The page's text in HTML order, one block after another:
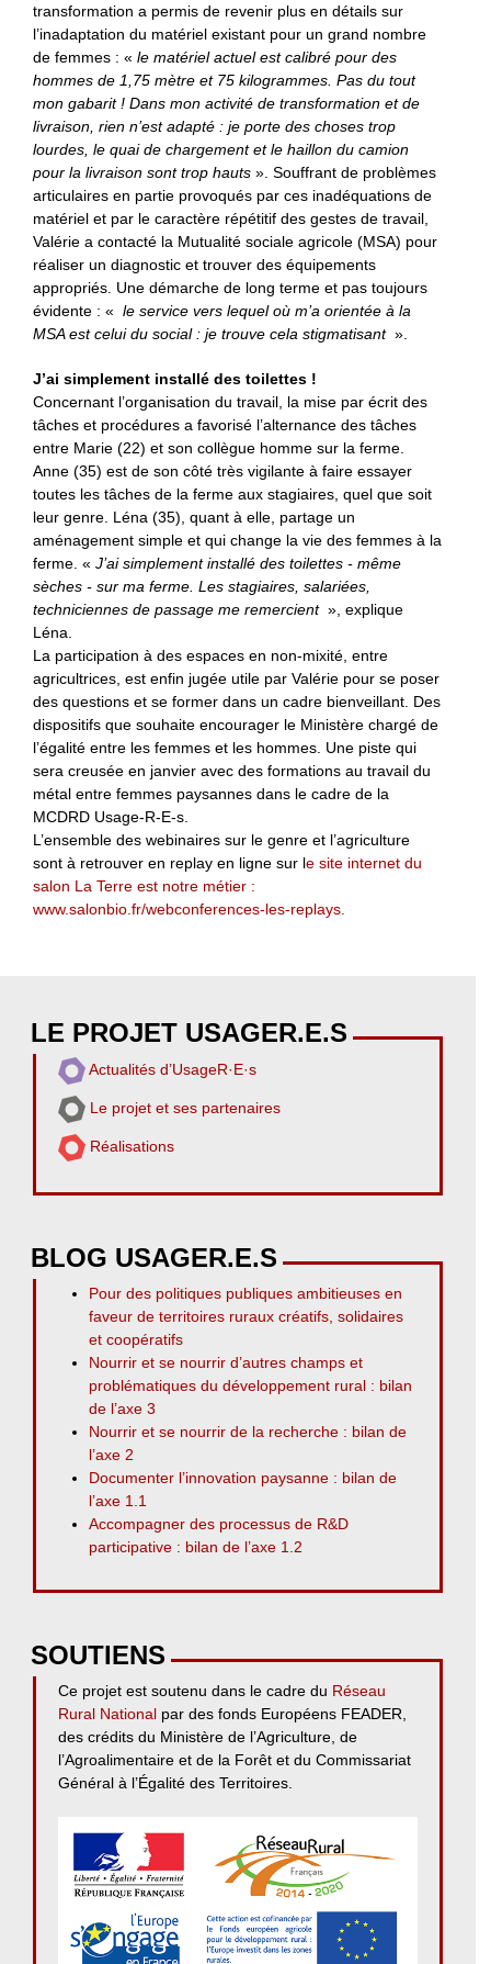
transformation a permis de revenir plus en détails sur
l’inadaptation du matériel existant pour un grand nombre
de femmes : « le matériel actuel est calibré pour des
hommes de 1,75 mètre et 75 kilogrammes. Pas du tout
mon gabarit ! Dans mon activité de transformation et de
livraison, rien n’est adapté : je porte des choses trop
lourdes, le quai de chargement et le haillon du camion
pour la livraison sont trop hauts ». Souffrant de problèmes
articulaires en partie provoqués par ces inadéquations de
matériel et par le caractère répétitif des gestes de travail,
Valérie a contacté la Mutualité sociale agricole (MSA) pour
réaliser un diagnostic et trouver des équipements
appropriés. Une démarche de long terme et pas toujours
évidente : « le service vers lequel où m’a orientée à la
MSA est celui du social : je trouve cela stigmatisant ».
J’ai simplement installé des toilettes !
Concernant l’organisation du travail, la mise par écrit des
tâches et procédures a favorisé l’alternance des tâches
entre Marie (22) et son collègue homme sur la ferme.
Anne (35) est de son côté très vigilante à faire essayer
toutes les tâches de la ferme aux stagiaires, quel que soit
leur genre. Léna (35), quant à elle, partage un
aménagement simple et qui change la vie des femmes à la
ferme. « J’ai simplement installé des toilettes - même
sèches - sur ma ferme. Les stagiaires, salariées,
techniciennes de passage me remercient », explique
Léna.
La participation à des espaces en non-mixité, entre
agricultrices, est enfin jugée utile par Valérie pour se poser
des questions et se former dans un cadre bienveillant. Des
dispositifs que souhaite encourager le Ministère chargé de
l’égalité entre les femmes et les hommes. Une piste qui
sera creusée en janvier avec des formations au travail du
métal entre femmes paysannes dans le cadre de la
MCDRD Usage-R-E-s.
L’ensemble des webinaires sur le genre et l’agriculture
sont à retrouver en replay en ligne sur le site internet du
salon La Terre est notre métier :
www.salonbio.fr/webconferences-les-replays.
LE PROJET USAGER.E.S
Actualités d’UsageR·E·s
Le projet et ses partenaires
Réalisations
BLOG USAGER.E.S
Pour des politiques publiques ambitieuses en
faveur de territoires ruraux créatifs, solidaires
et coopératifs
Nourrir et se nourrir d’autres champs et
problématiques du développement rural : bilan
de l’axe 3
Nourrir et se nourrir de la recherche : bilan de
l’axe 2
Documenter l’innovation paysanne : bilan de
l’axe 1.1
Accompagner des processus de R&D
participative : bilan de l’axe 1.2
SOUTIENS
Ce projet est soutenu dans le cadre du Réseau
Rural National par des fonds Européens FEADER,
des crédits du Ministère de l’Agriculture, de
l’Agroalimentaire et de la Forêt et du Commissariat
Général à l’Égalité des Territoires.